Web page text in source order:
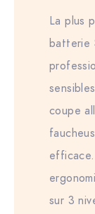
La plus
batterie
coupe
sur 3